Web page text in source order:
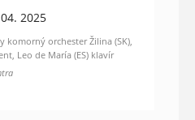
2025
komorný orchester Žilina (SK),
Leo de María (ES) klavír